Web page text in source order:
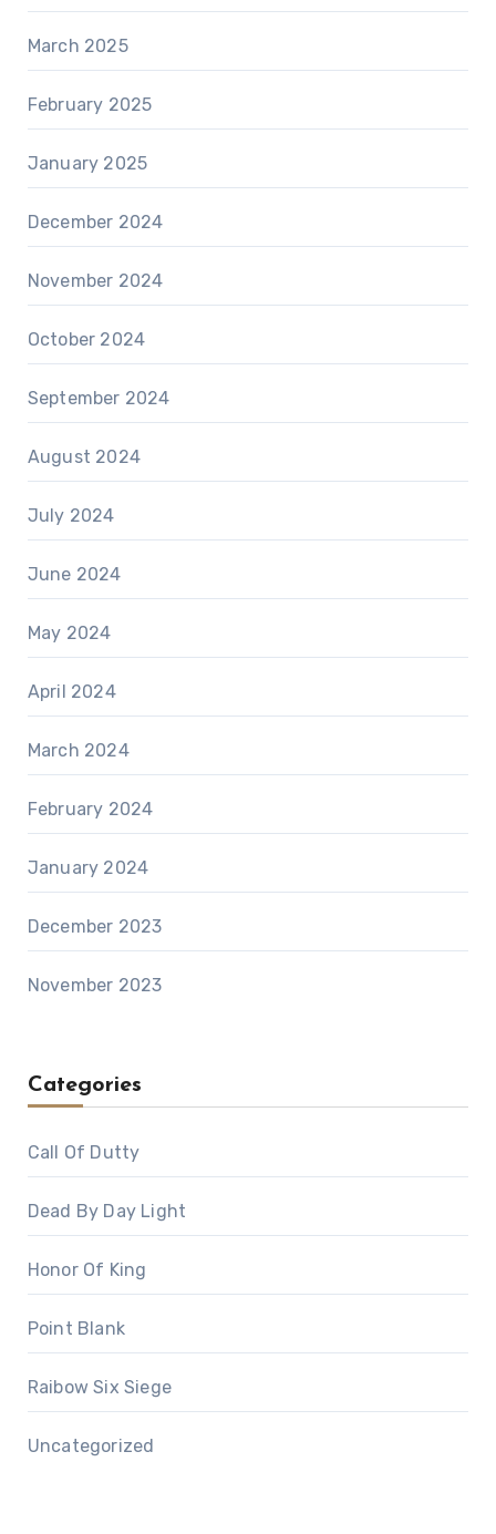
March 2025
February 2025
January 2025
December 2024
November 2024
October 2024
September 2024
August 2024
July 2024
June 2024
May 2024
April 2024
March 2024
February 2024
January 2024
December 2023
November 2023
Categories
Call Of Dutty
Dead By Day Light
Honor Of King
Point Blank
Raibow Six Siege
Uncategorized